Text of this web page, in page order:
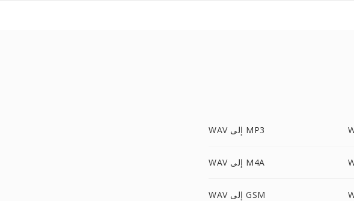
WAV إلى MP3
WAV إلى M4A
WAV إلى GSM